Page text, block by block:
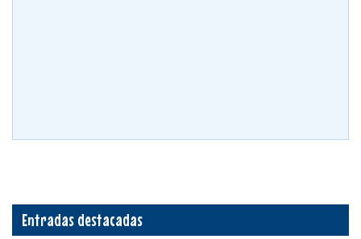
Entradas destacadas